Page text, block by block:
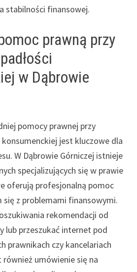
stabilności finansowej.
prawną przy
w Dąbrowie
pomocy prawnej przy
konsumenckiej jest kluczowe dla
W Dąbrowie Górniczej istnieje
specjalizujących się w prawie
oferują profesjonalną pomoc
się z problemami finansowymi.
rekomendacji od
lub przeszukać internet pod
prawnikach czy kancelariach
również umówienie się na